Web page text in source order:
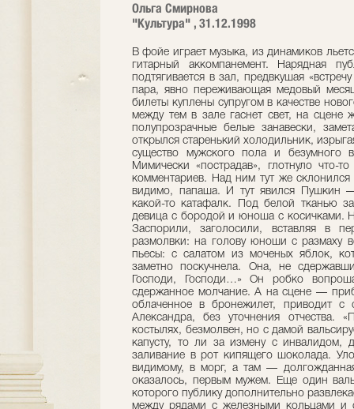
Ольга Смирнова
"Культура" , 31.12.1998
В фойе играет музыка, из динамиков
гитарный аккомпанемент. Нарядная
подтягивается в зал, предвкушая
пара, явно переживающая медовый
билеты куплены супругом в качестве
между тем в зале гаснет свет, на сцене
полупрозрачные белые занавески,
открылся старенький холодильник,
существо мужского пола и безумного
Мимически «пострадав», глотнуло
комментариев. Над ним тут же
видимо, папаша. И тут явился Пушкин
какой-то катафалк. Под белой тканью
девица с бородой и юноша с косичками.
Заспорили, заголосили, вставляя в
размолвки: на голову юноши с размаху
пьесы: с салатом из моченых яблок,
заметно поскучнела. Она, не
Господи, Господи…» Он робко
сдержанное молчание. А на сцене —
облаченное в бронежилет, приводит
Александра, без уточнения
костылях, безмолвен, но с дамой
капусту, то ли за измену с инвалидом,
заливание в рот кипящего шоколада.
видимому, в морг, а там —
оказалось, первым мужем. Еще один
которого публику дополнительно
между рядами с железными кольцами и